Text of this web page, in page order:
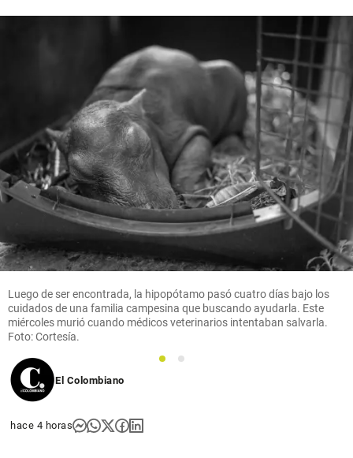
Luego de ser encontrada, la hipopótamo pasó cuatro días bajo los
cuidados de una familia campesina que buscando ayudarla. Este
miércoles murió cuando médicos veterinarios intentaban salvarla.
Foto: Cortesía.
1
2
El Colombiano
hace 4 horas